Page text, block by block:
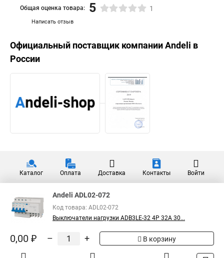
Написать отзыв
Общая оценка товара: 5 1
Официальный поставщик компанииAndeli в
России
Каталог Оплата Доставка Контакты Войти
Andeli ADL02-072
Код товара: ADL02-072
Выключатели нагрузки ADB3LE-32 4P 32A 30...
0,00 ₽ – + В корзину